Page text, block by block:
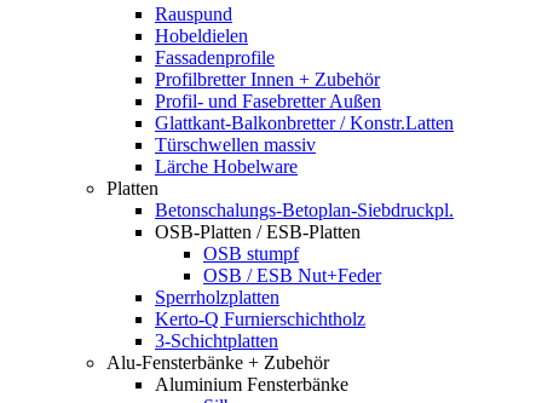
Rauspund
Hobeldielen
Fassadenprofile
Profilbretter Innen + Zubehör
Profil- und Fasebretter Außen
Glattkant-Balkonbretter / Konstr.Latten
Türschwellen massiv
Lärche Hobelware
Platten
Betonschalungs-Betoplan-Siebdruckpl.
OSB-Platten / ESB-Platten
OSB stumpf
OSB / ESB Nut+Feder
Sperrholzplatten
Kerto-Q Furnierschichtholz
3-Schichtplatten
Alu-Fensterbänke + Zubehör
Aluminium Fensterbänke